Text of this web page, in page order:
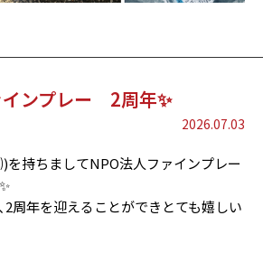
インプレー 2周年✨
2026.07.03
)を持ちましてNPO法人ファインプレー
2周年を迎えることができとても嬉しい